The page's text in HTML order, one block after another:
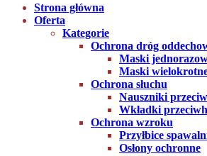
Strona główna
Oferta
Kategorie
Ochrona dróg
Maski
Maski
Ochrona słuchu
Nauszniki
Wkładki
Ochrona wzroku
Przyłbice
Osłony ochronne